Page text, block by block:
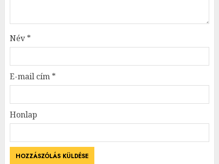
Név*
E-mail cím *
Honlap